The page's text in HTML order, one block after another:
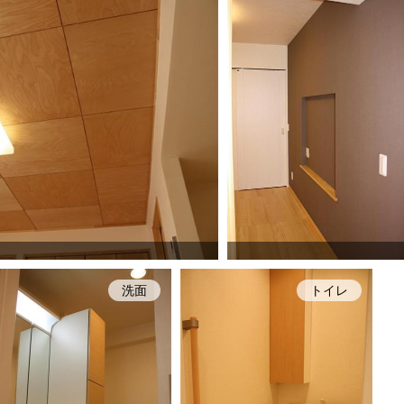
洗面 トイレ